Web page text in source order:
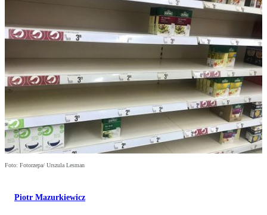
Foto: Fotorzepa/ Urszula Lesman
Piotr Mazurkiewicz